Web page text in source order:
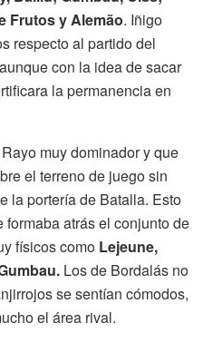
Frutos y Alemão. Iñigo
respecto al partido del
con la idea de sacar
la permanencia en
muy dominador y que
el terreno de juego sin
la portería de Batalla. Esto
atrás el conjunto de
físicos como Lejeune,
Los de Bordalás no
se sentían cómodos,
el área rival.